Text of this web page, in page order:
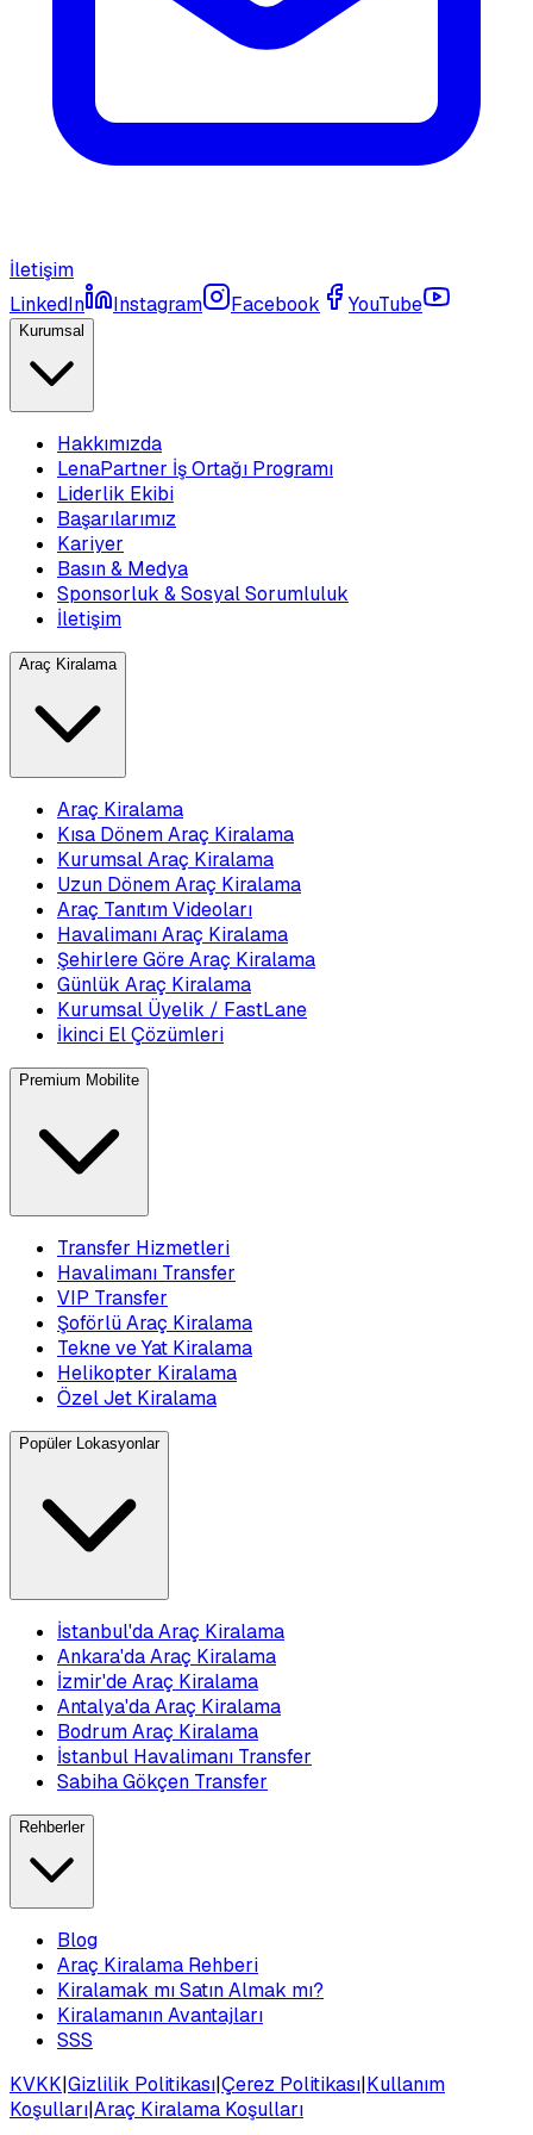
İletişim
LinkedIn
Instagram Facebook YouTube
Kurumsal
Hakkımızda
LenaPartner İş Ortağı Programı
Liderlik Ekibi
Başarılarımız
Kariyer
Basın & Medya
Sponsorluk & Sosyal Sorumluluk
İletişim
Araç Kiralama
Araç Kiralama
Kısa Dönem Araç Kiralama
Kurumsal Araç Kiralama
Uzun Dönem Araç Kiralama
Araç Tanıtım Videoları
Havalimanı Araç Kiralama
Şehirlere Göre Araç Kiralama
Günlük Araç Kiralama
Kurumsal Üyelik / FastLane
İkinci El Çözümleri
Premium Mobilite
Transfer Hizmetleri
Havalimanı Transfer
VIP Transfer
Şoförlü Araç Kiralama
Tekne ve Yat Kiralama
Helikopter Kiralama
Özel Jet Kiralama
Popüler Lokasyonlar
İstanbul'da Araç Kiralama
Ankara'da Araç Kiralama
İzmir'de Araç Kiralama
Antalya'da Araç Kiralama
Bodrum Araç Kiralama
İstanbul Havalimanı Transfer
Sabiha Gökçen Transfer
Rehberler
Blog
Araç Kiralama Rehberi
Kiralamak mı Satın Almak mı?
Kiralamanın Avantajları
SSS
KVKK|Gizlilik Politikası|Çerez Politikası|Kullanım
Koşulları|Araç Kiralama Koşulları